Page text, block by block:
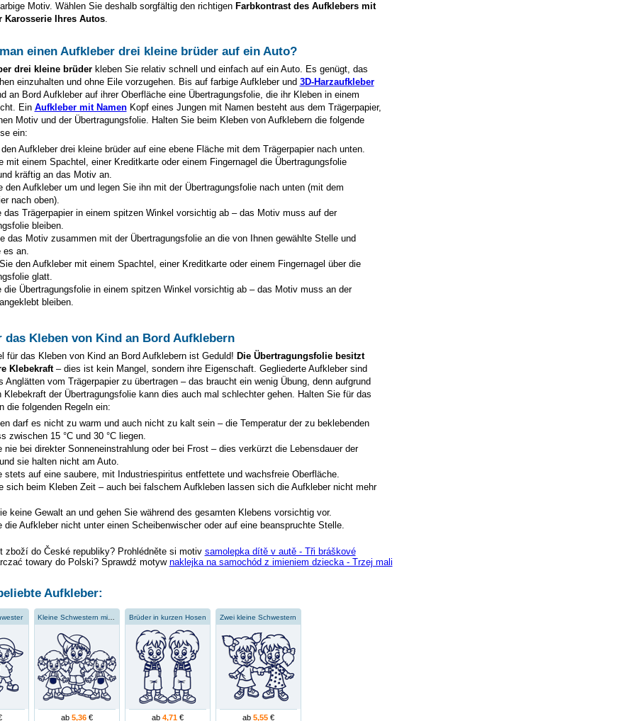
Motiv. Wählen Sie deshalb sorgfältig den richtigen Farbkontrast des Aufklebers mit
Karosserie Ihres Autos.
einen Aufkleber drei kleine brüderauf ein Auto?
drei kleine brüderkleben Sie relativ schnell und einfach auf ein Auto. Es genügt, das
einzuhalten und ohne Eile vorzugehen. Bis auf farbige Aufkleber und 3D-Harzaufkleber
an Bord Aufkleber auf ihrer Oberfläche eine Übertragungsfolie, die ihr Kleben in einem
Ein Aufkleber mit NamenKopf eines Jungen mit Namen besteht aus dem Trägerpapier,
Motiv und der Übertragungsfolie. Halten Sie beim Kleben von Aufklebern die folgende
ein:
Aufkleber drei kleine brüderauf eine ebene Fläche mit dem Trägerpapier nach unten.
mit einem Spachtel, einer Kreditkarte oder einem Fingernagel die Übertragungsfolie
kräftig an das Motiv an.
den Aufkleber um und legen Sie ihn mit der Übertragungsfolie nach unten (mit dem
nach oben).
das Trägerpapier in einem spitzen Winkel vorsichtig ab – das Motiv muss auf der
bleiben.
das Motiv zusammen mit der Übertragungsfolie an die von Ihnen gewählte Stelle und
es an.
den Aufkleber mit einem Spachtel, einer Kreditkarte oder einem Fingernagel über die
glatt.
die Übertragungsfolie in einem spitzen Winkel vorsichtig ab – das Motiv muss an der
bleiben.
das Kleben von Kind an Bord Aufklebern
für das Kleben von Kind an Bord Aufklebern ist Geduld! Die Übertragungsfolie besitzt
Klebekraft– dies ist kein Mangel, sondern ihre Eigenschaft. Gegliederte Aufkleber sind
Anglätten vom Trägerpapier zu übertragen – das braucht ein wenig Übung, denn aufgrund
Klebekraft der Übertragungsfolie kann dies auch mal schlechter gehen. Halten Sie für das
die folgenden Regeln ein:
darf es nicht zu warm und auch nicht zu kalt sein – die Temperatur der zu beklebenden
zwischen 15 °C und 30 °C liegen.
nie bei direkter Sonneneinstrahlung oder bei Frost – dies verkürzt die Lebensdauer der
sie halten nicht am Auto.
stets auf eine saubere, mit Industriespiritus entfettete und wachsfreie Oberfläche.
sich beim Kleben Zeit – auch bei falschem Aufkleben lassen sich die Aufkleber nicht mehr
keine Gewalt an und gehen Sie während des gesamten Klebens vorsichtig vor.
die Aufkleber nicht unter einen Scheibenwischer oder auf eine beanspruchte Stelle.
zboží do České republiky? Prohlédněte si motiv samolepka dítě v autě - Tři bráškové
towary do Polski? Sprawdź motyw naklejka na samochód z imieniem dziecka - Trzej mali
Aufkleber:
Kleine Schwestern mit einem Bruder
ab 5,36€
Brüder in kurzen Hosen
ab 4,71€
Zwei kleine Schwestern
ab 5,55€